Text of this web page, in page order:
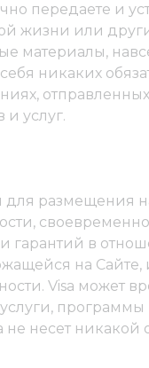
передаете и
жизни или
никаких
и услуг.
для размещения
в
на Сайте,
Visa может
несет